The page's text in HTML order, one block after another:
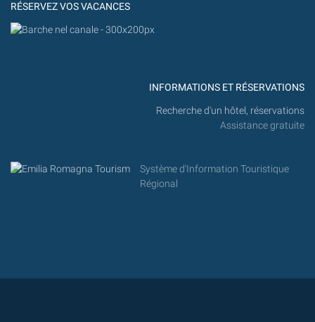
RÉSERVEZ VOS VACANCES
INFORMATIONS ET RÉSERVATIONS
Recherche d'un hôtel, réservations
Assistance gratuite
Système d'Information Touristique
Régional